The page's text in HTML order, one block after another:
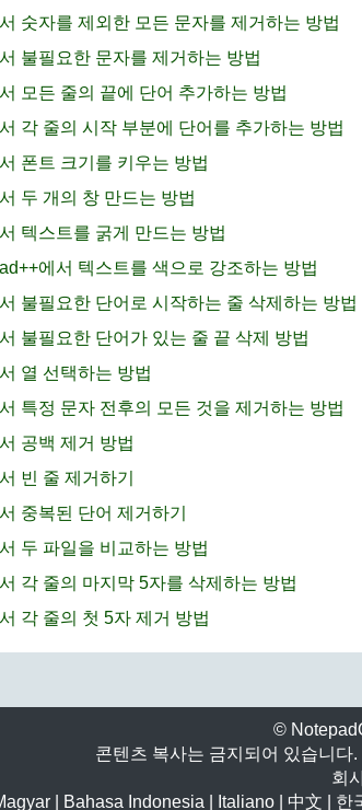
숫자를 제외한 모든 문자를 제거하는 방법
불필요한 문자를 제거하는 방법
모든 줄의 끝에 단어 추가하는 방법
각 줄의 시작 부분에 단어를 추가하는 방법
폰트 크기를 키우는 방법
두 개의 창 만드는 방법
텍스트를 굵게 만드는 방법
에서 텍스트를 색으로 강조하는 방법
불필요한 단어로 시작하는 줄 삭제하는 방법
불필요한 단어가 있는 줄 끝 삭제 방법
열 선택하는 방법
특정 문자 전후의 모든 것을 제거하는 방법
공백 제거 방법
빈 줄 제거하기
중복된 단어 제거하기
두 파일을 비교하는 방법
각 줄의 마지막 5자를 삭제하는 방법
각 줄의 첫 5자 제거 방법
©
콘텐츠 복사는 금지되어 있습니다
회
| Bahasa Indonesia Italiano| 中文 한